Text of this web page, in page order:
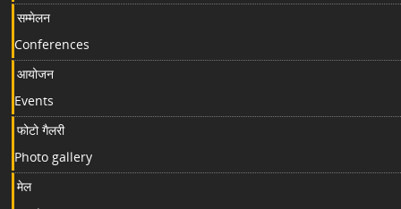
सम्मेलन
Conferences
आयोजन
Events
फोटो गैलरी
Photo gallery
मेल